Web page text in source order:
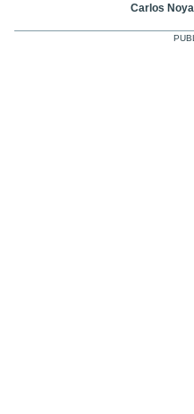
Carlos Noya